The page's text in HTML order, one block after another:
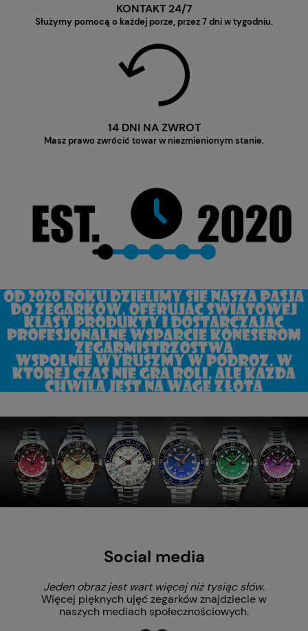
KONTAKT 24/7
Służymy pomocą o każdej porze, przez 7 dni w tygodniu.
14 DNI NA ZWROT
Masz prawo zwrócić towar w niezmienionym stanie.
Social media
Jeden obraz jest wart więcej niż tysiąc słów.
Więcej pięknych ujęć zegarków znajdziecie w
naszych mediach społecznościowych.